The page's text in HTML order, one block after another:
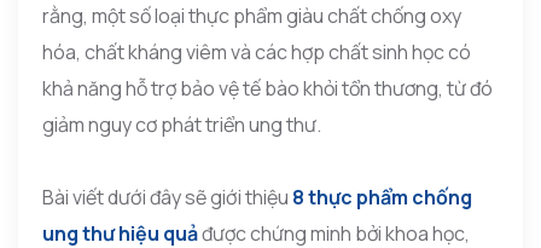
rằng, một số loại thực phẩm giàu chất chống oxy
hóa, chất kháng viêm và các hợp chất sinh học có
khả năng hỗ trợ bảo vệ tế bào khỏi tổn thương, từ đó
giảm nguy cơ phát triển ung thư.
Bài viết dưới đây sẽ giới thiệu 8 thực phẩm chống
ung thư hiệu quảđược chứng minh bởi khoa học,